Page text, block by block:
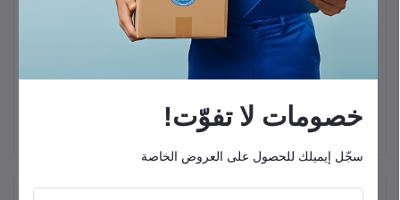
"شاحن سفر بمنفذين PD وQC 3.0 بحد أقصى 30 وات
(المعيار البريطاني)"
خصومات لا تفوّت!
سجّل إيميلك للحصول على العروض الخاصة